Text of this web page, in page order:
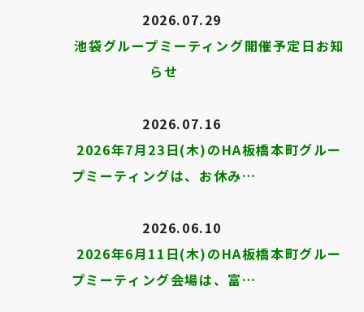
2026.07.29
池袋グループミーティング開催予定日お知
らせ
2026.07.16
2026年7月23日(木)のHA板橋本町グルー
プミーティングは、お休み…
2026.06.10
2026年6月11日(木)のHA板橋本町グルー
プミーティング会場は、富…